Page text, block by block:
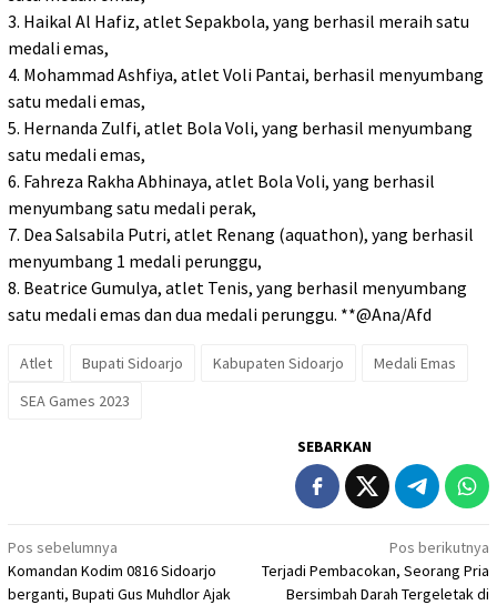
3. Haikal Al Hafiz, atlet Sepakbola, yang berhasil meraih satu
medali emas,
4. Mohammad Ashfiya, atlet Voli Pantai, berhasil menyumbang
satu medali emas,
5. Hernanda Zulfi, atlet Bola Voli, yang berhasil menyumbang
satu medali emas,
6. Fahreza Rakha Abhinaya, atlet Bola Voli, yang berhasil
menyumbang satu medali perak,
7. Dea Salsabila Putri, atlet Renang (aquathon), yang berhasil
menyumbang 1 medali perunggu,
8. Beatrice Gumulya, atlet Tenis, yang berhasil menyumbang
satu medali emas dan dua medali perunggu. **@Ana/Afd
Atlet Bupati Sidoarjo Kabupaten Sidoarjo
Medali Emas
SEA Games 2023
SEBARKAN
Navigasi
pos
Pos sebelumnya
Komandan Kodim 0816 Sidoarjo
berganti, Bupati Gus Muhdlor Ajak
Pos berikutnya
Terjadi Pembacokan, Seorang Pria
Bersimbah Darah Tergeletak di